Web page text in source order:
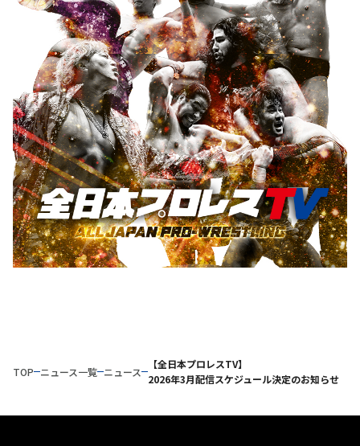
TOP ニュース一覧 ニュース
【全日本プロレスTV】
2026年3月配信スケジュール決定のお知らせ